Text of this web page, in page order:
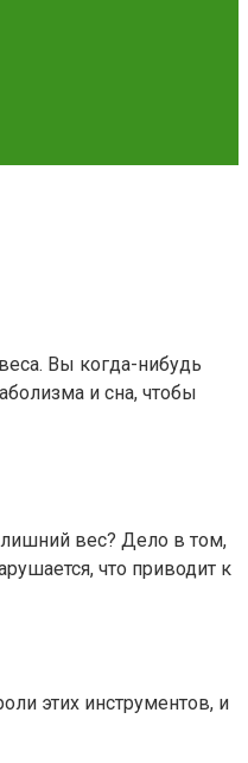
Вы когда-нибудь
и сна, чтобы
вес? Дело в том,
что приводит к
этих инструментов, и